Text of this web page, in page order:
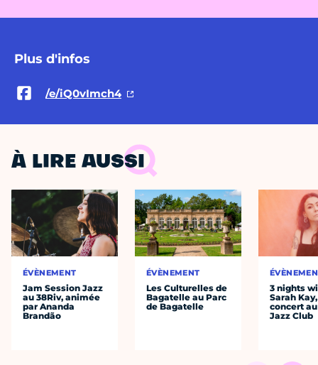
Plus d'infos
/e/iQ0vImch4
À LIRE AUSSI
ÉVÈNEMENT
Jam Session Jazz
au 38Riv, animée
par Ananda
Brandão
ÉVÈNEMENT
Les Culturelles de
Bagatelle au Parc
de Bagatelle
3 nights
Sarah
concert
Jazz Club